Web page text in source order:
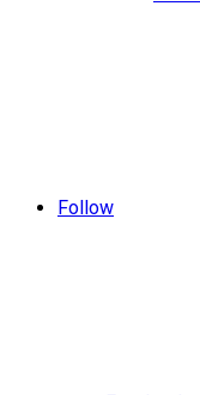
Follow